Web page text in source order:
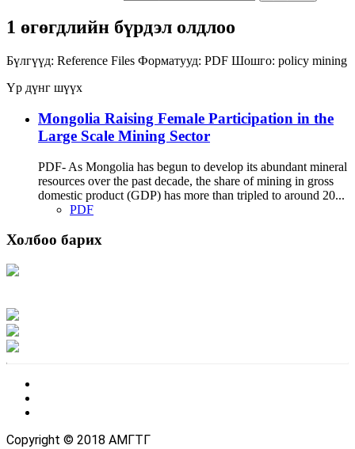
1 өгөгдлийн бүрдэл олдлоо
Бүлгүүд: Reference Files Форматууд: PDF Шошго: policy mining
Үр дүнг шүүх
Mongolia Raising Female Participation in the
Large Scale Mining Sector
PDF- As Mongolia has begun to develop its abundant mineral
resources over the past decade, the share of mining in gross
domestic product (GDP) has more than tripled to around 20...
PDF
Холбоо барих
Copyright © 2018 АМГТГ